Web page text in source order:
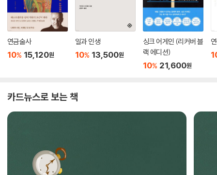
연금술사
10% 15,120원
일과 인생
10% 13,500원
싱크 어게인 (리커버 블
랙 에디션)
10% 21,600원
카드뉴스로 보는 책